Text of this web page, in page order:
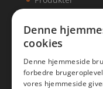
Artikler
Denne
cookies
Denne hjemmeside
forbedre
vores hjemmeside